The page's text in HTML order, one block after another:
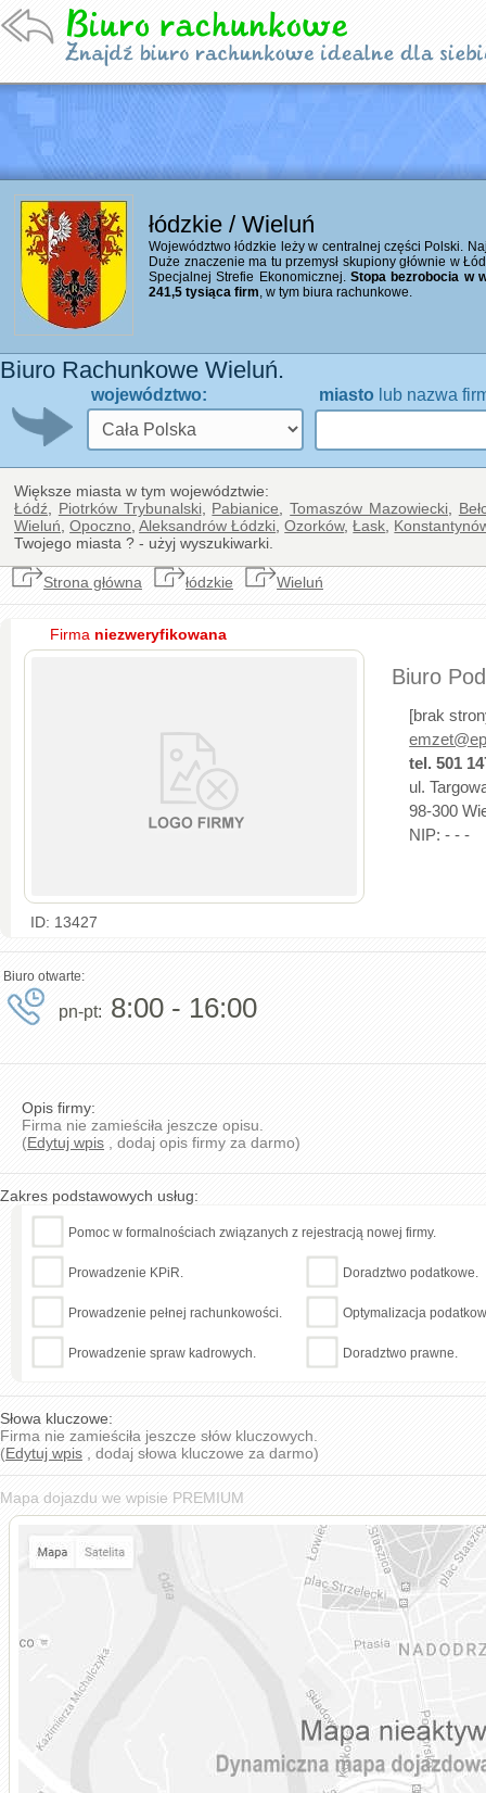
łódzkie / Wieluń
Województwo łódzkie leży w centralnej części Polski.
Duże znaczenie ma tu przemysł skupiony głównie w
Specjalnej Strefie Ekonomicznej.Stopa bezrobocia w
241,5 tysiąca firm, w tym biura rachunkowe.
Biuro Rachunkowe Wieluń.
województwo: miasto lub nazwa
Większe miasta w tym województwie:
Łódź
Piotrków Trybunalski, Pabianice ,Tomaszów Mazowiecki,
Wieluń ,Opoczno ,Aleksandrów Łódzki ,Ozorków,Łask
Twojego miasta ? - użyj wyszukiwarki.
Strona główna łódzkie Wieluń
Firma niezweryfikowana
ID: 13427
Biuro
[brak
tel. 501
ul.
98-300
NIP: - - -
Biuro otwarte:
pn-pt: 8:00 - 16:00
Opis firmy:
Firma nie zamieściła jeszcze opisu.
(Edytuj wpis , dodaj opis firmy za darmo)
Zakres podstawowych usług:
Pomoc w formalnościach związanych z rejestracją nowej firmy.
Prowadzenie KPiR. Doradztwo podatkowe.
Prowadzenie pełnej rachunkowości. Optymalizacja
Prowadzenie spraw kadrowych. Doradztwo prawne.
Słowa kluczowe:
Firma nie zamieściła jeszcze słów kluczowych.
(Edytuj wpis , dodaj słowa kluczowe za darmo)
Mapa dojazdu we wpisie PREMIUM